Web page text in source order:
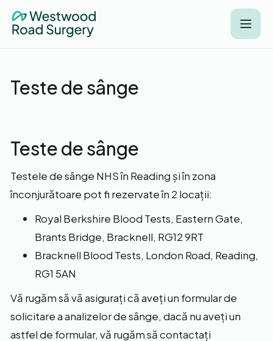
Teste de sânge
Teste de sânge
Testele de sânge NHS în Reading și în zona
înconjurătoare pot fi rezervate în 2 locații:
Royal Berkshire Blood Tests, Eastern Gate,
Brants Bridge, Bracknell, RG12 9RT
Bracknell Blood Tests, London Road, Reading,
RG1 5AN
Vă rugăm să vă asigurați că aveți un formular de
solicitare a analizelor de sânge, dacă nu aveți un
astfel de formular, vă rugăm să contactați